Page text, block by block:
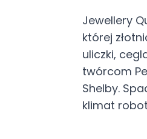
Jewellery
której
uliczki,
twórcom
Shelby.
klimat